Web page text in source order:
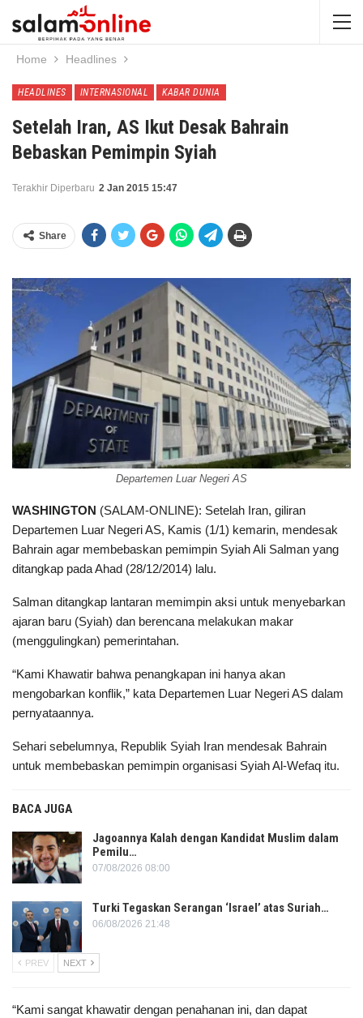
Home Headlines
HEADLINES INTERNASIONAL KABAR DUNIA
Setelah Iran, AS Ikut Desak Bahrain
Bebaskan Pemimpin Syiah
Terakhir Diperbaru 2 Jan 2015 15:47
Share
Departemen Luar Negeri AS
WASHINGTON (SALAM-ONLINE): Setelah Iran, giliran
Departemen Luar Negeri AS, Kamis (1/1) kemarin, mendesak
Bahrain agar membebaskan pemimpin Syiah Ali Salman yang
ditangkap pada Ahad (28/12/2014) lalu.
Salman ditangkap lantaran memimpin aksi untuk menyebarkan
ajaran baru (Syiah) dan berencana melakukan makar
(menggulingkan) pemerintahan.
“Kami Khawatir bahwa penangkapan ini hanya akan
mengobarkan konflik,” kata Departemen Luar Negeri AS dalam
pernyataannya.
Sehari sebelumnya, Republik Syiah Iran mendesak Bahrain
untuk membebaskan pemimpin organisasi Syiah Al-Wefaq itu.
BACA JUGA
Jagoannya Kalah dengan Kandidat Muslim dalam
Pemilu…
07/08/2026 08:00
Turki Tegaskan Serangan ‘Israel’ atas Suriah…
06/08/2026 21:48
PREV NEXT
“Kami sangat khawatir dengan penahanan ini, dan dapat